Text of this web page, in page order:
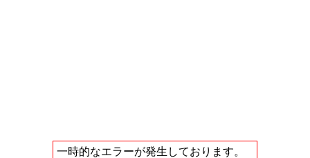
一時的なエラーが発生しております。